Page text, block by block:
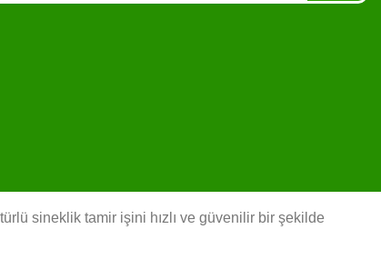
sineklik tamir işini hızlı ve güvenilir bir şekilde